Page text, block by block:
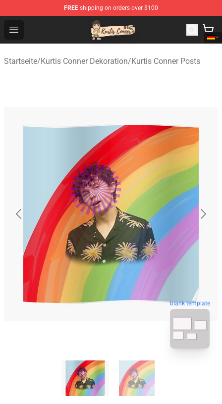
FREE shipping on orders over $100
Open menu
Kurtis Conner Store - Official Kurtis Conner Merchandise
Startseite/Kurtis Conner Dekoration/Kurtis Conner Posts
blank template